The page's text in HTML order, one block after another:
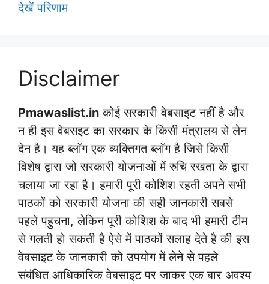
देखें परिणाम
Disclaimer
Pmawaslist.in कोई सरकारी वेबसाइट नहीं है और
न ही इस वेबसइट का सरकार के किसी मंत्रालय से लेन
देन है। यह ब्लॉग एक व्यक्तिगत ब्लॉग है जिसे किसी
विशेष द्वारा जो सरकारी योजनाओं में रुचि रखता के द्वारा
चलाया जा रहा है। हमारी पूरी कोशिश रहती अपने सभी
पाठकों को सरकारी योजना की सही जानकारी सबसे
पहले पहुचना, लेकिन पूरी कोशिश के बाद भी हमारी टीम
से गलती हो सकती है ऐसे में पाठकों सलाह देते है की इस
वेबसाइट के जानकारी को उपयोग में लेने से पहले
संबंधित आधिकारिक वेबसाइट पर जाकर एक बार अवश्य